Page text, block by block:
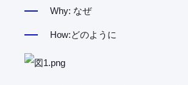
Why: なぜ
How:どのように